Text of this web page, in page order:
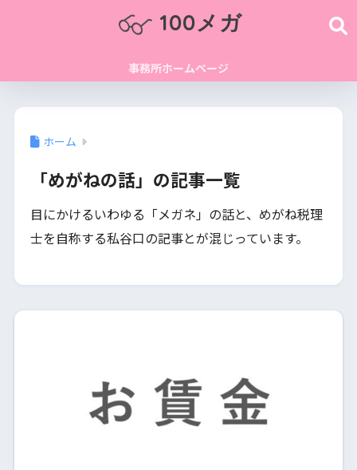
100メガ
事務所ホームページ
ホーム
「めがねの話」の記事一覧
目にかけるいわゆる「メガネ」の話と、めがね税理
士を自称する私谷口の記事とが混じっています。